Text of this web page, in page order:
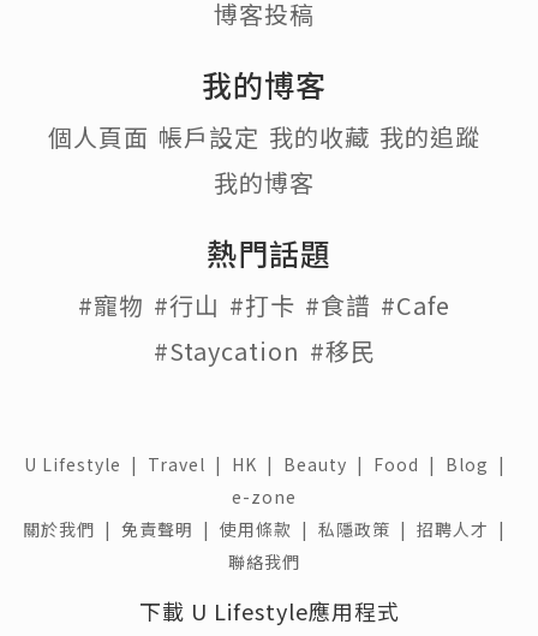
博客投稿
我的博客
個人頁面 帳戶設定 我的收藏 我的追蹤
我的博客
熱門話題
#寵物 #行山 #打卡 #食譜 #Cafe
#Staycation #移民
U Lifestyle | Travel | HK | Beauty | Food | Blog |
e-zone
關於我們 | 免責聲明 | 使用條款 | 私隱政策 | 招聘人才 |
聯絡我們
下載 U Lifestyle應用程式